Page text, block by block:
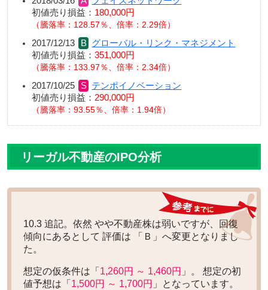
初値売り損益： 180,000円
騰落率：128.57％、倍率：2.29倍
2017/12/13
グローバル・リンク・マネジメント
初値売り損益： 351,000円
騰落率：133.97％、倍率：2.34倍
2017/10/25
テンポイノベーション
初値売り損益： 290,000円
騰落率：93.55％、倍率：1.94倍
リーガル不動産のIPO分析
10.3 追記。依然 やや不動産株は弱いですが、回復
傾向にあるとして 評価は
「Ｂ」 へ変更となりまし
た。
想定の仮条件は「 1,260円 ～ 1,460円 」。 想定の初
値予想は「 1,500円 ～ 1,700円 」となっています。